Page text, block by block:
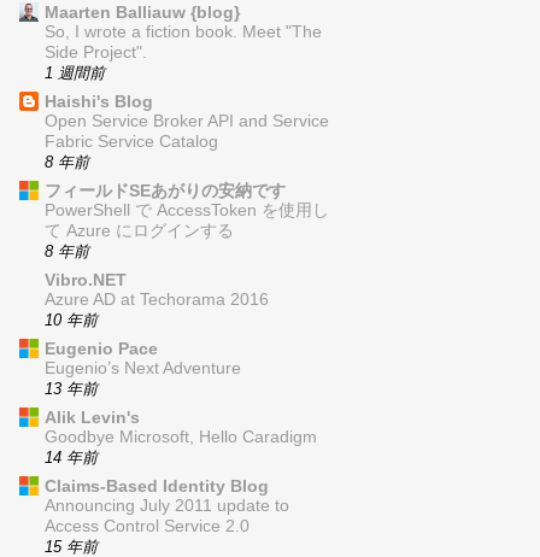
Maarten Balliauw {blog}
So, I wrote a fiction book. Meet "The
Side Project".
1 週間前
Haishi's Blog
Open Service Broker API and Service
Fabric Service Catalog
8 年前
フィールドSEあがりの安納です
PowerShell で AccessToken を使用し
て Azure にログインする
8 年前
Vibro.NET
Azure AD at Techorama 2016
10 年前
Eugenio Pace
Eugenio’s Next Adventure
13 年前
Alik Levin's
Goodbye Microsoft, Hello Caradigm
14 年前
Claims-Based Identity Blog
Announcing July 2011 update to
Access Control Service 2.0
15 年前